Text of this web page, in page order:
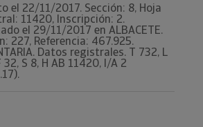
el 22/11/2017. Sección: 8, Hoja
11420, Inscripción: 2.
el 29/11/2017 en ALBACETE.
227, Referencia: 467.925.
Datos registrales. T 732, L
32, S 8, H AB 11420, I/A 2